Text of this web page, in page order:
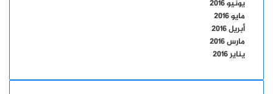
يونيو 2016
مايو 2016
أبريل 2016
مارس 2016
يناير 2016